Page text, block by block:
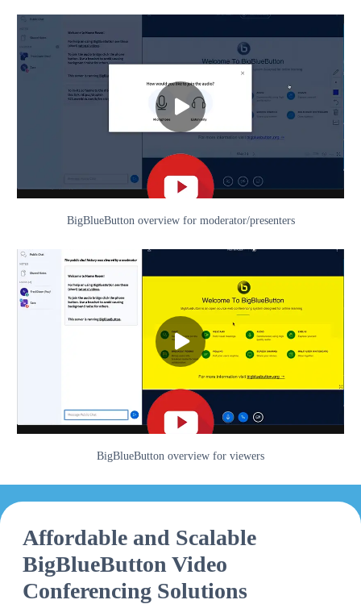
BigBlueButton overview for moderator/presenters
BigBlueButton overview for viewers
Affordable and Scalable
BigBlueButton Video
Conferencing Solutions